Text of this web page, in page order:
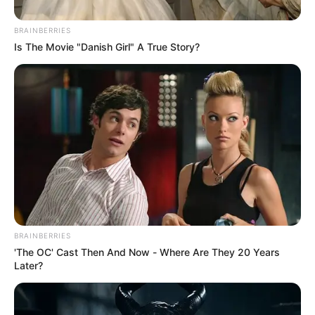
Más información:Anuncian nueva intervención forense
BRAINBERRIES
Is The Movie "Danish Girl" A True Story?
BRAINBERRIES
'The OC' Cast Then And Now - Where Are They 20 Years
Later?